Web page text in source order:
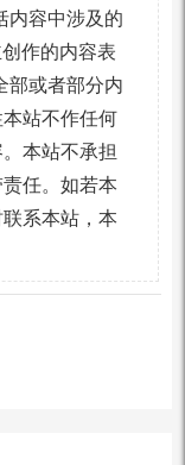
内容中涉及的
作的内容表
部或者部分内
站不作任何
本站不承担
任。如若本
系本站，本